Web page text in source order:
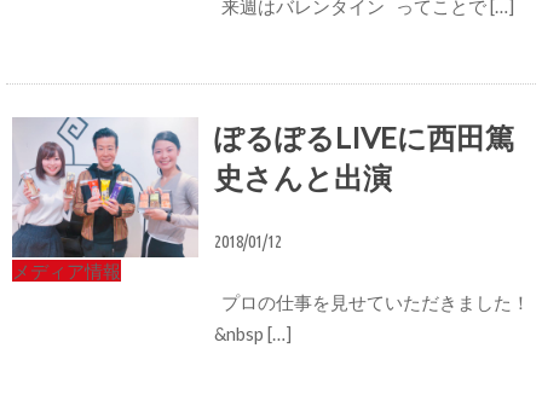
来週はバレンタイン ってことで […]
メディア情報
ぽるぽるLIVEに西田篤
史さんと出演
2018/01/12
プロの仕事を見せていただきました！
&nbsp […]